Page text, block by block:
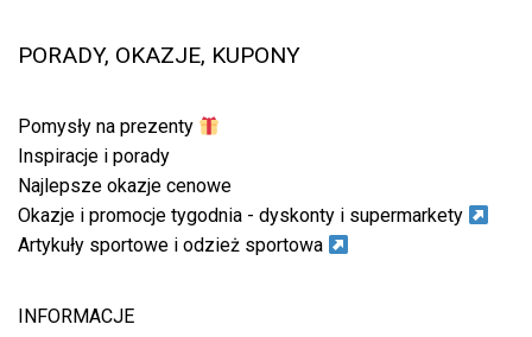
PORADY, OKAZJE, KUPONY
Pomysły na prezenty
Inspiracje i porady
Najlepsze okazje cenowe
Okazje i promocje tygodnia - dyskonty i supermarkety
Artykuły sportowe i odzież sportowa
INFORMACJE